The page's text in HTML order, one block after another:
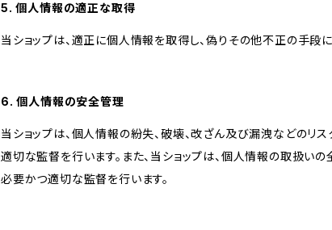
5. 個人情報の適正な取得
当ショップは、適正に個人情報を取得し、偽りその他不正の手段に
6. 個人情報の安全管理
当ショップは、個人情報の紛失、破壊、改ざん及び漏洩などのリ
適切な監督を行います。また、当ショップは、個人情報の取扱
必要かつ適切な監督を行います。